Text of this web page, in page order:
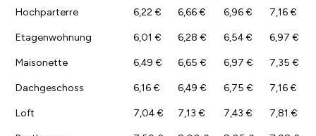
Hochparterre 6,22 € 6,66 € 6,96 € 7,16 €
Etagenwohnung 6,01 € 6,28 € 6,54 € 6,97 €
Maisonette 6,49 € 6,65 € 6,97 € 7,35 €
Dachgeschoss 6,16 € 6,49 € 6,75 € 7,16 €
Loft 7,04 € 7,13 € 7,43 € 7,81 €